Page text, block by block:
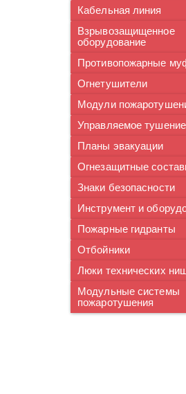
Кабельная линия
Взрывозащищенное
оборудование
Противопожарные
Огнетушители
Модули
Управляемое тушение
Планы эвакуации
Огнезащитные
Знаки безопасности
Инструмент и
Пожарные гидранты
Отбойники
Люки технических
Модульные системы
пожаротушения